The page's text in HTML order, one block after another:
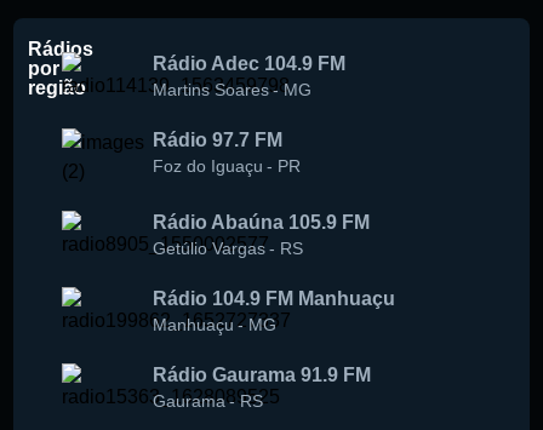
Rádios
por
região
Rádio Adec 104.9 FM
Martins Soares-MG
Rádio 97.7 FM
Foz do Iguaçu - PR
Rádio Abaúna 105.9 FM
Getúlio Vargas- RS
Rádio 104.9 FM Manhuaçu
Manhuaçu -MG
Rádio Gaurama 91.9 FM
Gaurama -RS